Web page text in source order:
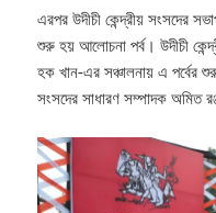
এরপর উদীচী কেন্দ্রীয় সংসদের
শুরু হয় আলোচনা পর্ব। উদীচী
হক খান-এর সঞ্চালনায় এ পর্বের
সংসদের সাধারণ সম্পাদক অমিত